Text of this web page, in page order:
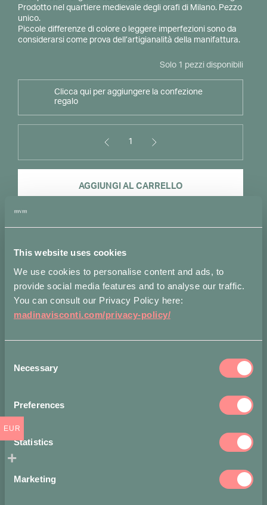
This website uses cookies
We use cookies to personalise content and ads, to
provide social media features and to analyse our traffic.
You can consult our Privacy Policy here:
madinavisconti.com/privacy-policy/
Selection
Necessary
Preferences
Statistics
Marketing
era:
è:
Prodotto nel quartiere medievale degli orafi di Milano. Pezzo
unico.
Piccole differenze di colore o leggere imperfezioni sono da
considerarsi come prova dell’artigianalità della manifattura.
Solo 1 pezzi disponibili
Clicca qui per aggiungere la confezione
regalo
1
with
AGGIUNGI AL CARRELLO
Alternative:
Aggiungi alla lista dei desideri
Misure Spedizioni Attributi
Lunghezza: 8 cm
Condividi su
EUR